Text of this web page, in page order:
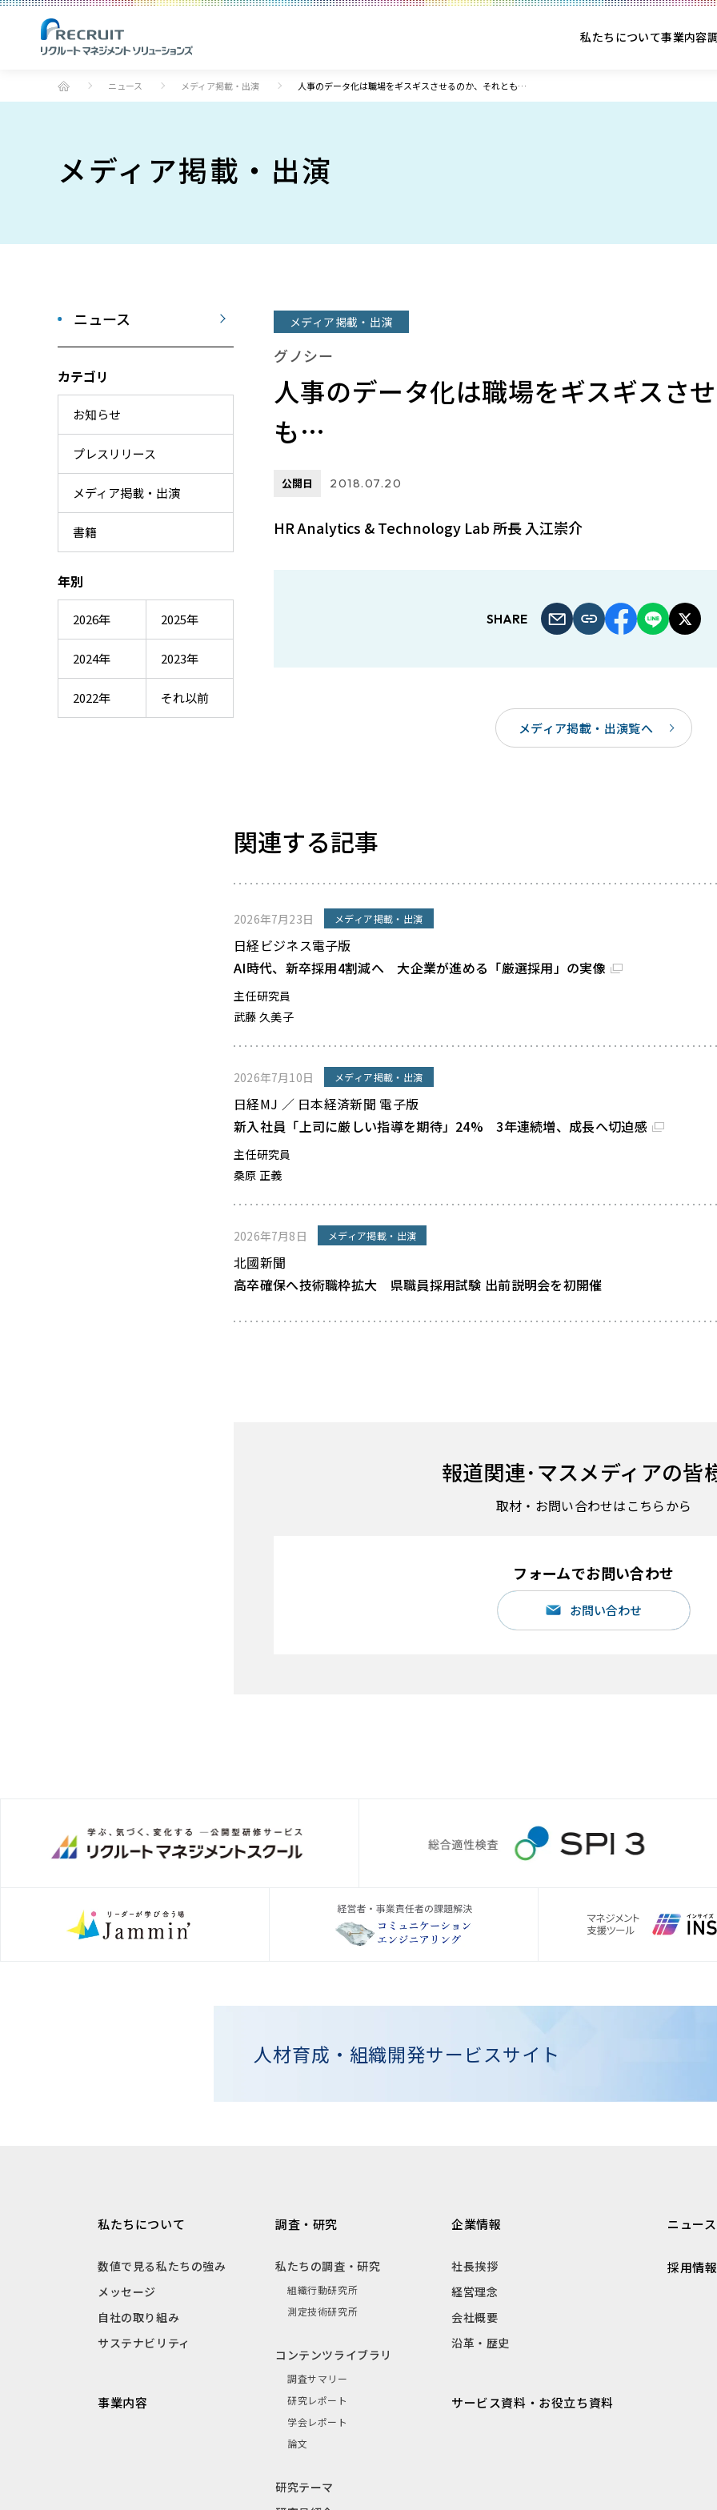
私たちについて事業内容
ニュース メディア掲載・出演 人事のデータ化は職場をギスギスさせるのか、それとも…
メディア掲載・出演
ニュース
カテゴリ
お知らせ
プレスリリース
メディア掲載・出演
書籍
年別
2026年 2025年
2024年 2023年
2022年 それ以前
メディア掲載・出演
グノシー
人事のデータ化は職場をギスギスさ
も…
公開日 2018.07.20
HR Analytics & Technology Lab 所長 入江崇介
SHARE
メディア掲載・出演覧へ
関連する記事
2026年7月23日 メディア掲載・出演
日経ビジネス電子版
AI時代、新卒採用4割減へ 大企業が進める「厳選採用」の実像
主任研究員
武藤 久美子
2026年7月10日 メディア掲載・出演
日経MJ ／ 日本経済新聞 電子版
新入社員「上司に厳しい指導を期待」24% 3年連続増、成長へ切迫感
主任研究員
桑原 正義
2026年7月8日 メディア掲載・出演
北國新聞
高卒確保へ技術職枠拡大 県職員採用試験 出前説明会を初開催
報道関連･マスメディアの皆
取材・お問い合わせはこちらから
フォームでお問い合わせ
お問い合わせ
人材育成・組織開発サービスサイト
私たちについて
数値で見る私たちの強み
メッセージ
自社の取り組み
サステナビリティ
事業内容
調査・研究
私たちの調査・研究
組織行動研究所
測定技術研究所
コンテンツライブラリ
調査サマリー
研究レポート
学会レポート
論文
研究テーマ
企業情報
社長挨拶
経営理念
会社概要
沿革・歴史
サービス資料・お役立ち資料
ニュース
採用情報